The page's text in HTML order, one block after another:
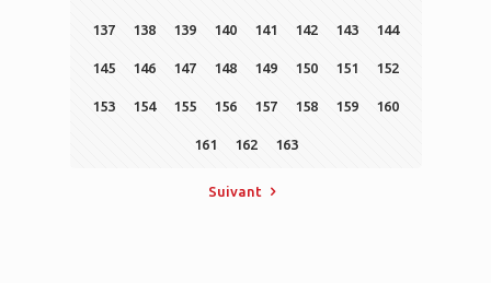
137 138 139 140 141 142 143 144
145 146 147 148 149 150 151 152
153 154 155 156 157 158 159 160
161 162 163
Suivant